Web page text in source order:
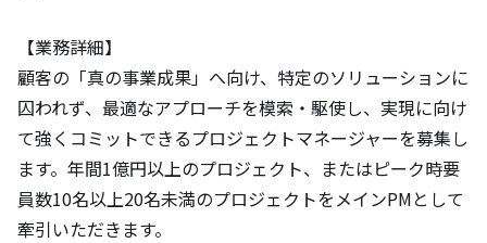
【業務詳細】
顧客の「真の事業成果」へ向け、特定のソリューションに
囚われず、最適なアプローチを模索・駆使し、実現に向け
て強くコミットできるプロジェクトマネージャーを募集し
ます。年間1億円以上のプロジェクト、またはピーク時要
員数10名以上20名未満のプロジェクトをメインPMとして
牽引いただきます。